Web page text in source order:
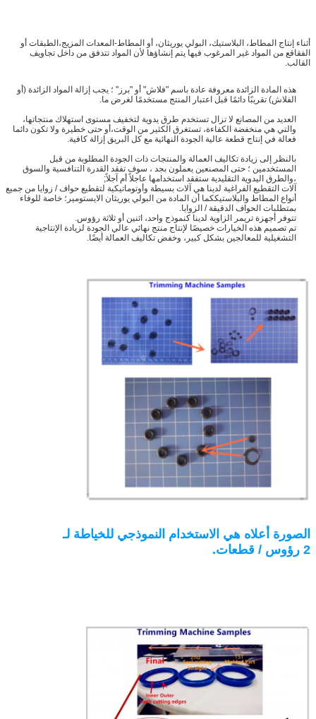
أثناء إنتاج المطاط، البلاستيك، البولي يوريثان، أو المطاط-المعدات المزيج،الطبقات أو
الفقاقع من المواد غير المرغوب فيها يتم إنشاؤها لأن المواد تتدفق من داخل تجاويف
القالب.
هذه المادة الزائدة معروفة عادة باسم "فلاش" أو "برز" ؛ يجب إزالة المواد الزائدة (أو
الفلاش) تقريبًا دائمًا قبل اعتبار المنتج مستخدمًا لغرض ما.
العديد من المصانع لا تزال تستخدم طرق يدوية لتخفيف مستوى استهلاك منتجاتها،
والتي هي منخفضة الكفاءة، تستغرق الكثير من الوقت،أو حتى خطيرة ولا تكون دائما
فعالة في إنتاج قطعة عالية الجودة النهائية مع كل البريق إزالة كافية.
بالنظر إلى زيادة تكاليف العمالة والمنتجات ذات الجودة المطلوبة من قبل
المستخدمين ؛ حتى المصنعين يعملون بجد ، سوف تفقد القدرة التنافسية والسوق
،والطرق اليدوية التقليدية ستفقد استخدامها عاجلاً أم آجلاً;
آلات التقطيع الفراغية لدينا هي آلات بسيطة وأوتوماتيكية لتقطيع حواف / زوايا من جميع
أنواع المطاط والبلاستيككما أن المادة من البولي يوريثان الايستومير؛ خاصة للوفاء
بمتطلبات الحواف الدقيقة / الزوايا.
تتوفر أجهزة تريمر الزاوية لدينا كنموذج واحد، اثنين أو ثلاثة رؤوس.
تم تصميم هذه الخيارات خصيصًا لإنتاج منتج نهائي عالي الجودة لزيادة الإنتاجية
التشغيلية للمعالجين بشكل كبير، وخفض تكاليف العمالة أيضًا.
الصورة أعلاه هي الاستخدام النموذجي للخياطة لـ
2 رؤوس / قطعات.